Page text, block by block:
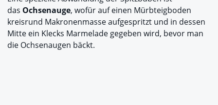
das Ochsenauge, wofür auf einen Mürbteigboden
kreisrund Makronenmasse aufgespritzt und in dessen
Mitte ein Klecks Marmelade gegeben wird, bevor man
die Ochsenaugen bäckt.